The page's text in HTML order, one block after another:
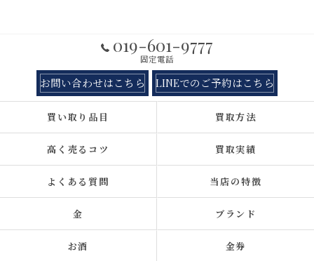
019-601-9777
固定電話
お問い合わせはこちら LINEでのご予約はこちら
買い取り品目 買取方法
高く売るコツ 買取実績
よくある質問 当店の特徴
金 ブランド
お酒 金券